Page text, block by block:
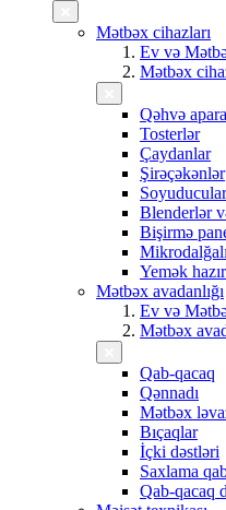
Mətbəx cihazları
Ev və
Mətbəx
Qəhvə
Tosterlər
Çaydanlar
Şirəçəkənlər
Soyuducular
Blenderlər
Bişirmə
Yemək
Mətbəx avadanlığı
Ev və
Mətbəx
Qab-qacaq
Qənnadı
Mətbəx
Bıçaqlar
İçki dəstləri
Saxlama
Qab-qacaq